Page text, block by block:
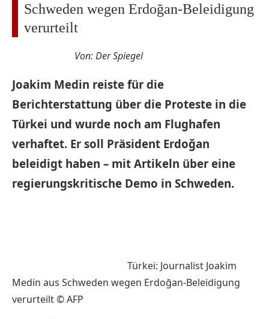
Schweden wegen Erdoğan-Beleidigung
verurteilt
Von: Der Spiegel
Joakim Medin reiste für die
Berichterstattung über die Proteste in die
Türkei und wurde noch am Flughafen
verhaftet. Er soll Präsident Erdoğan
beleidigt haben – mit Artikeln über eine
regierungskritische Demo in Schweden.
Türkei: Journalist Joakim
Medin aus Schweden wegen Erdoğan-Beleidigung
verurteilt © AFP